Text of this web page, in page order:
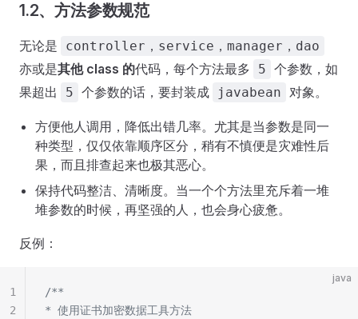
1.2、方法参数规范
无论是 controller，service，manager，dao
亦或是其他 class 的代码，每个方法最多 5 个参数，如
果超出
5 个参数的话，要封装成 javabean 对象。
方便他人调用，降低出错几率。尤其是当参数是同一
种类型，仅仅依靠顺序区分，稍有不慎便是灾难性后
果，而且排查起来也极其恶心。
保持代码整洁、清晰度。当一个个方法里充斥着一堆
堆参数的时候，再坚强的人，也会身心疲惫。
反例：
java
/**
* 使用证书加密数据工具方法
1
2